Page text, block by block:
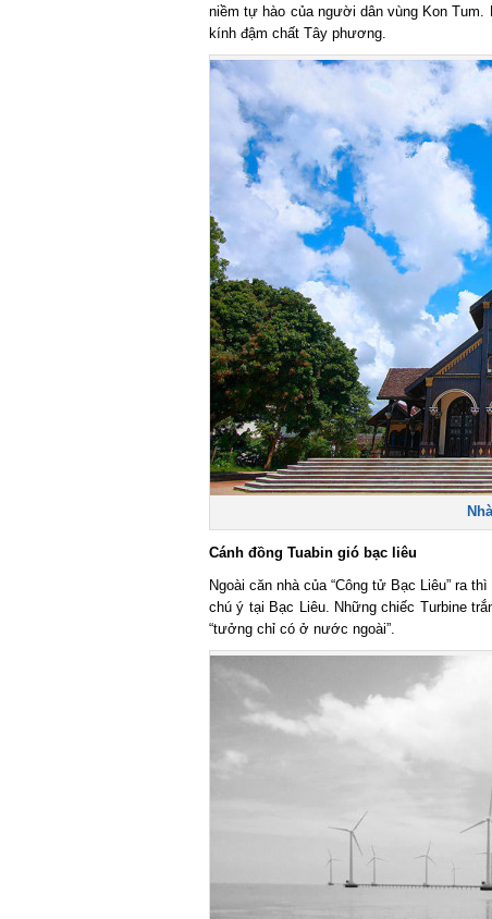
niềm tự hào của người dân vùng Kon Tum.
kính đậm chất Tây phương.
Cánh đồng Tuabin gió bạc liêu
Ngoài căn nhà của “Công tử Bạc Liêu” ra
chú ý tại Bạc Liêu. Những chiếc Turbine
“tưởng chỉ có ở nước ngoài”.